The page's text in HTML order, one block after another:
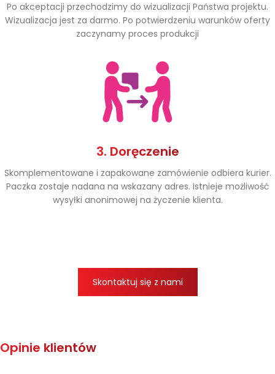
Po akceptacji przechodzimy do wizualizacji Państwa projektu.
Wizualizacja jest za darmo. Po potwierdzeniu warunków oferty
zaczynamy proces produkcji
3. Doręczenie
Skomplementowane i zapakowane zamówienie odbiera kurier.
Paczka zostaje nadana na wskazany adres. Istnieje możliwość
wysyłki anonimowej na życzenie klienta.
Skontaktuj się z nami
Opinie klientów